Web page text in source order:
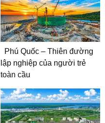
Phú Quốc – Thiên đường
lập nghiệp của người trẻ
toàn cầu